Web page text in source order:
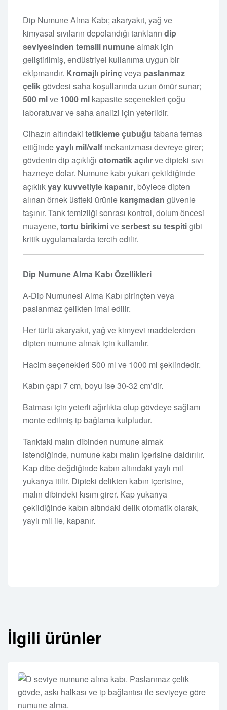
Dip Numune Alma Kabı; akaryakıt, yağ ve
kimyasal sıvıların depolandığı tankların dip
seviyesinden temsili numunealmak için
geliştirilmiş, endüstriyel kullanıma uygun bir
ekipmandır. Kromajlı pirinçveya paslanmaz
çelikgövdesi saha koşullarında uzun ömür sunar;
500 mlve 1000 ml kapasite seçenekleri çoğu
laboratuvar ve saha analizi için yeterlidir.
Cihazın altındaki tetikleme çubuğu tabana temas
ettiğindeyaylı mil/valf mekanizması devreye girer;
gövdenin dip açıklığı otomatik açılırve dipteki sıvı
hazneye dolar. Numune kabı yukarı çekildiğinde
açıklıkyay kuvvetiyle kapanır, böylece dipten
alınan örnek üstteki ürünle karışmadan güvenle
taşınır. Tank temizliği sonrası kontrol, dolum öncesi
muayene, tortu birikimiveserbest su tespitigibi
kritik uygulamalarda tercih edilir.
Dip Numune Alma Kabı Özellikleri
A-Dip Numunesi Alma Kabı pirinçten veya
paslanmaz çelikten imal edilir.
Her türlü akaryakıt, yağ ve kimyevi maddelerden
dipten numune almak için kullanılır.
Hacim seçenekleri 500 ml ve 1000 ml şeklindedir.
Kabın çapı 7 cm, boyu ise 30-32 cm’dir.
Batması için yeterli ağırlıkta olup gövdeye sağlam
monte edilmiş ip bağlama kulpludur.
Tanktaki malın dibinden numune almak
istendiğinde, numune kabı malın içerisine daldırılır.
Kap dibe değdiğinde kabın altındaki yaylı mil
yukarıya itilir. Dipteki delikten kabın içerisine,
malın dibindeki kısım girer. Kap yukarıya
çekildiğinde kabın altındaki delik otomatik olarak,
yaylı mil ile, kapanır.
İlgili ürünler